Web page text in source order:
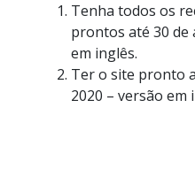
Tenha todos os
prontos até 30 de
em inglês.
Ter o site pronto
2020 – versão em